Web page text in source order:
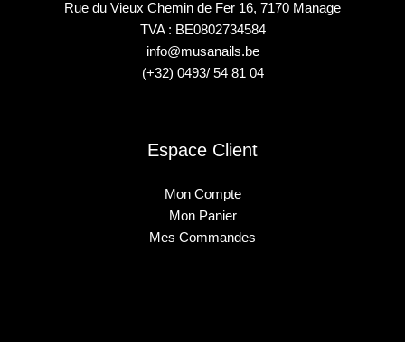
Rue du Vieux Chemin de Fer 16, 7170 Manage
TVA : BE0802734584
info@musanails.be
(+32) 0493/ 54 81 04
Espace Client
Mon Compte
Mon Panier
Mes Commandes